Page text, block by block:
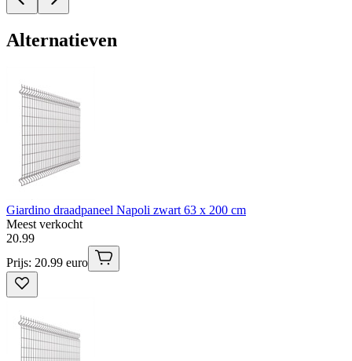
Alternatieven
Giardino draadpaneel Napoli zwart 63 x 200 cm
Meest verkocht
20.99
Prijs: 20.99 euro